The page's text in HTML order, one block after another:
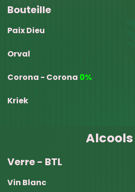
Bouteille
Paix Dieu
Orval
Corona - Corona 0%
Kriek
Alcools
Verre - BTL
Vin Blanc